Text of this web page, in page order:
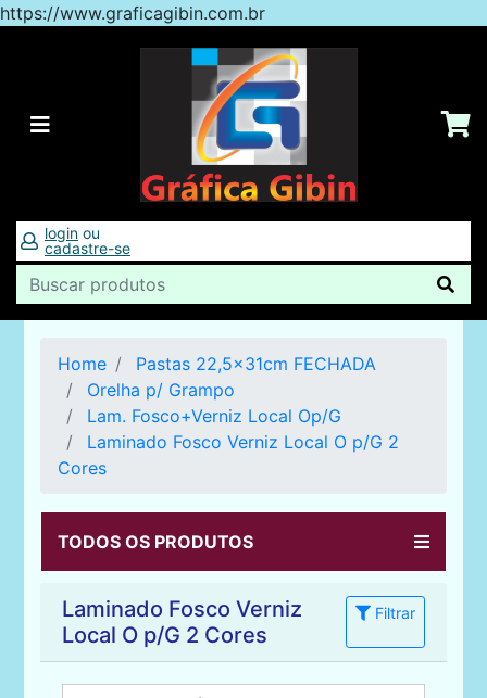
https://www.graficagibin.com.br
login ou
cadastre-se
Home
Pastas 22,5x31cm FECHADA
Orelha p/ Grampo
Lam. Fosco+Verniz Local Op/G
Laminado Fosco Verniz Local O p/G 2
Cores
TODOS OS PRODUTOS
Laminado Fosco Verniz
Local O p/G 2 Cores
Filtrar